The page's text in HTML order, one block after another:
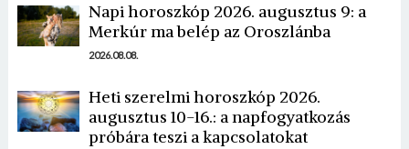
Napi horoszkóp 2026. augusztus 9: a
Merkúr ma belép az Oroszlánba
2026.08.08.
Heti szerelmi horoszkóp 2026.
augusztus 10-16.: a napfogyatkozás
próbára teszi a kapcsolatokat
Borsonline bejelentkezés